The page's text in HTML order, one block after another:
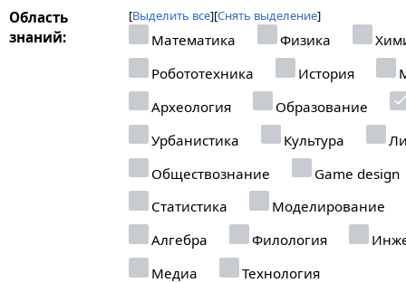
Область
знаний:
Выделить все Снять выделение
Математика Физика
Робототехника
История
Археология
Образование
Урбанистика
Культура
Обществознание
Game design
Статистика
Моделирование
Алгебра
Филология
Медиа
Технология